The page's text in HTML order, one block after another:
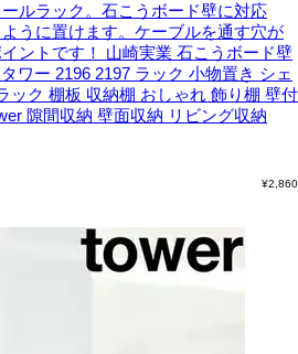
ルラック。石こうボード壁に対応
うに置けます。ケーブルを通す穴が
ントです！
山崎実業 石こうボード壁
ワー 2196 2197 ラック 小物置き シェ
ック 棚板 収納棚 おしゃれ 飾り棚 壁付
隙間収納 壁面収納 リビング収納
¥2,860